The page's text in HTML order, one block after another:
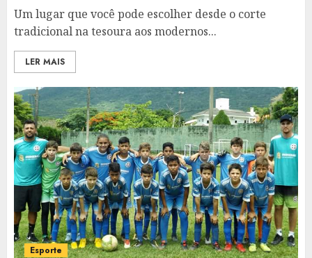
Um lugar que você pode escolher desde o corte
tradicional na tesoura aos modernos...
LER MAIS
Esporte